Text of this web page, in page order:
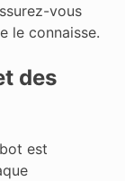
vous
le connaisse.
des
est